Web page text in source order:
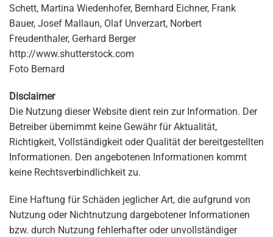
Schett, Martina Wiedenhofer, Bernhard Eichner, Frank
Bauer, Josef Mallaun, Olaf Unverzart, Norbert
Freudenthaler, Gerhard Berger
http://www.shutterstock.com
Foto Bernard
Disclaimer
Die Nutzung dieser Website dient rein zur Information. Der
Betreiber übernimmt keine Gewähr für Aktualität,
Richtigkeit, Vollständigkeit oder Qualität der bereitgestellten
Informationen. Den angebotenen Informationen kommt
keine Rechtsverbindlichkeit zu.
Eine Haftung für Schäden jeglicher Art, die aufgrund von
Nutzung oder Nichtnutzung dargebotener Informationen
bzw. durch Nutzung fehlerhafter oder unvollständiger